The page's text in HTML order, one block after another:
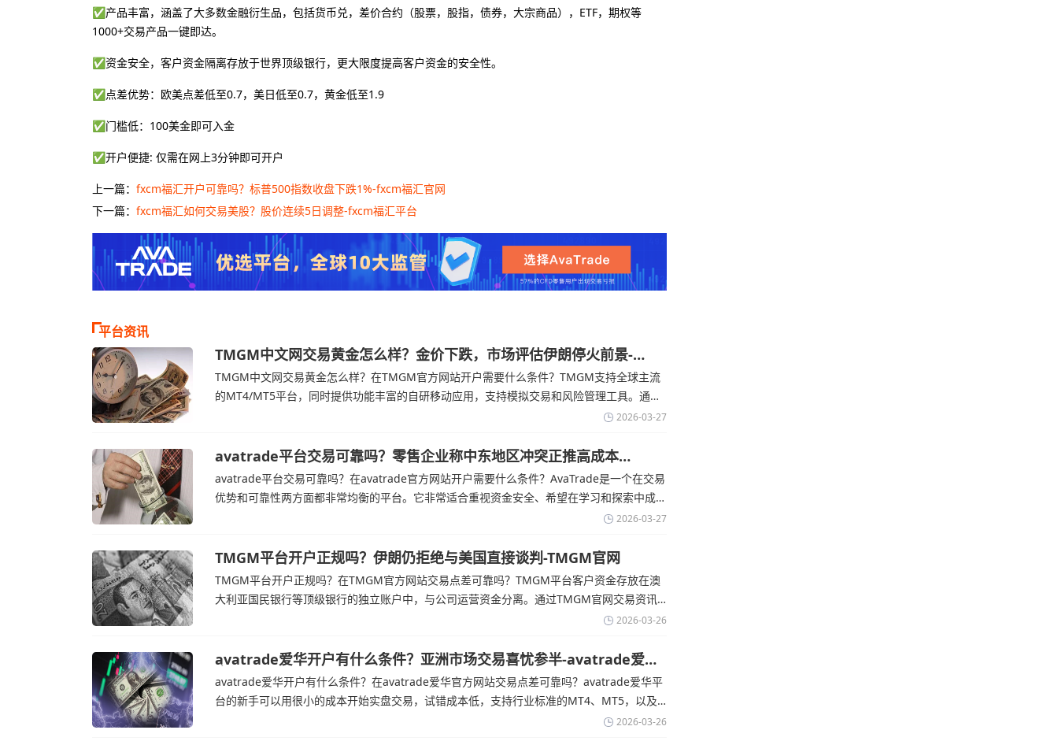
✅产品丰富，涵盖了大多数金融衍生品，包括货币兑，差价合约（股票，股指，债券，大宗商品），ETF，期权等
1000+交易产品一键即达。
✅资金安全，客户资金隔离存放于世界顶级银行，更大限度提高客户资金的安全性。
✅点差优势：欧美点差低至0.7，美日低至0.7，黄金低至1.9
✅门槛低：100美金即可入金
✅开户便捷: 仅需在网上3分钟即可开户
上一篇： fxcm福汇开户可靠吗？标普500指数收盘下跌1%-fxcm福汇官网
下一篇： fxcm福汇如何交易美股？股价连续5日调整-fxcm福汇平台
平台资讯
TMGM中文网交易黄金怎么样？金价下跌，市场评估伊朗停火前景-
TMGM官网
TMGM中文网交易黄金怎么样？在TMGM官方网站开户需要什么条件？‌‌‌TMGM支持全球主流
的MT4/MT5平台，同时提供功能丰富的自研移动应用，支持模拟交易和风险管理工具。通过
TMGM官网交易资讯了解，金价周四回落，受​美元走强和油价上涨，使通胀担忧保持不变‌对
2026-03-27
avatrade平台交易可靠吗？零售企业称中东地区冲突正推高成本
avatrade官网
avatrade平台交易可靠吗？在avatrade官方网站开户需要什么条件？‌‌‌AvaTrade是一个在交易
优势和可靠性两方面都非常均衡的平台。它非常适合重视资金安全、希望在学习和探索中成长
的新手交易者。通过avatrade官网交易资讯了解，零售企业警告称，中东地区的冲突正在推
2026-03-27
TMGM平台开户正规吗？伊朗仍拒绝与美国直接谈判-TMGM官网
TMGM平台开户正规吗？在TMGM官方网站交易点差可靠吗？‌‌‌TMGM平台客户资金存放在澳
大利亚国民银行等顶级银行的独立账户中，与公司运营资金分离。通过TMGM官网交易资讯
2026-03-26
avatrade爱华开户有什么条件？亚洲市场交易喜忧参半-avatrade爱华
avatrade爱华开户有什么条件？在avatrade爱华官方网站交易点差可靠吗？‌‌‌avatrade爱华平
台的新手可以用很小的成本开始实盘交易，试错成本低，支持行业标准的MT4、MT5，以及
自研的AvaTradeGO和AvaOptions。通过avatrade爱华官网交易资讯了解，据伊朗伊斯兰共
2026-03-26